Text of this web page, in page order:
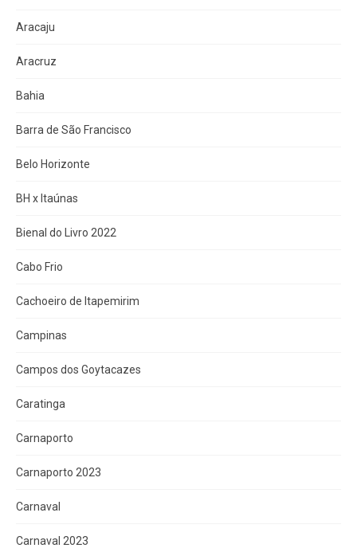
Aracaju
Aracruz
Bahia
Barra de São Francisco
Belo Horizonte
BH x Itaúnas
Bienal do Livro 2022
Cabo Frio
Cachoeiro de Itapemirim
Campinas
Campos dos Goytacazes
Caratinga
Carnaporto
Carnaporto 2023
Carnaval
Carnaval 2023